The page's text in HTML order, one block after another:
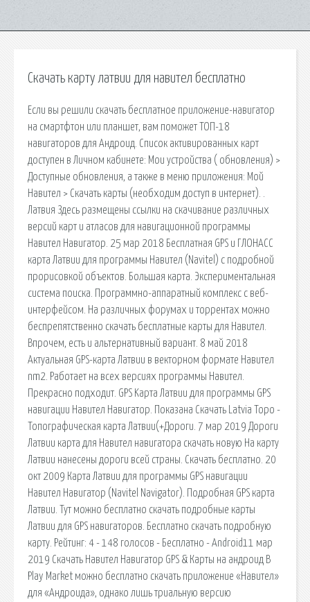
Скачать карту латвии для навител бесплатно
Если вы решили скачать бесплатное приложение-навигатор
на смартфтон или планшет, вам поможет ТОП-18
навигаторов для Андроид. Список активированных карт
доступен в Личном кабинете: Мои устройства ( обновления) >
Доступные обновления, а также в меню приложения: Мой
Навител > Скачать карты (необходим доступ в интернет). .
Латвия Здесь размещены ссылки на скачивание различных
версий карт и атласов для навигационной программы
Навител Навигатор. 25 мар 2018 Бесплатная GPS и ГЛОНАСС
карта Латвии для программы Навител (Navitel) с подробной
прорисовкой объектов. Большая карта. Экспериментальная
система поиска. Программно-аппаратный комплекс с веб-
интерфейсом. На различных форумах и торрентах можно
беспрепятственно скачать бесплатные карты для Навител.
Впрочем, есть и альтернативный вариант. 8 май 2018
Актуальная GPS-карта Латвии в векторном формате Навител
nm2. Работает на всех версиях программы Навител.
Прекрасно подходит. GPS Kарта Латвии для программы GPS
навигации Навител Навигатор. Показана Скачать Latvia Topo -
Топографическая карта Латвии(+Дороги. 7 мар 2019 Дороги
Латвии карта для Навител навигатора скачать новую На карту
Латвии нанесены дороги всей страны. Скачать бесплатно. 20
окт 2009 Карта Латвии для программы GPS навигации
Навител Навигатор (Navitel Navigator). Подробная GPS карта
Латвии. Тут можно бесплатно скачать подробные карты
Латвии для GPS навигаторов. Бесплатно скачать подробную
карту. Рейтинг: 4 - 148 голосов - Бесплатно - Android11 мар
2019 Скачать Навител Навигатор GPS & Карты на андроид В
Play Market можно бесплатно скачать приложение «Навител»
для «Андроида», однако лишь триальную версию